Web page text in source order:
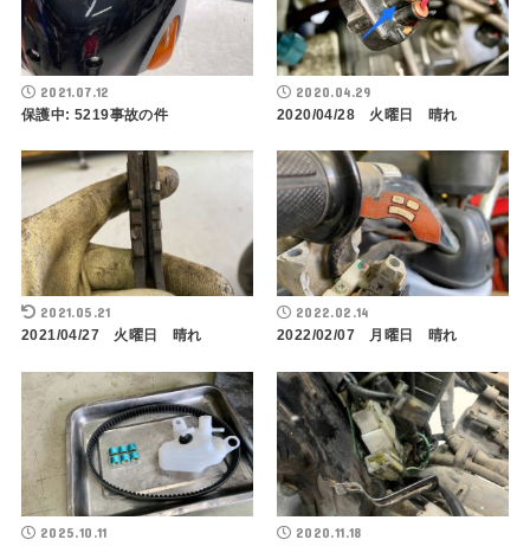
2021.07.12
保護中: 5219事故の件
2020.04.29
2020/04/28 火曜日 晴れ
2021.05.21
2021/04/27 火曜日 晴れ
2022.02.14
2022/02/07 月曜日 晴れ
2025.10.11 2020.11.18